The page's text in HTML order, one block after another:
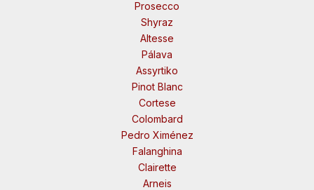
Prosecco
Shyraz
Altesse
Pálava
Assyrtiko
Pinot Blanc
Cortese
Colombard
Pedro Ximénez
Falanghina
Clairette
Arneis